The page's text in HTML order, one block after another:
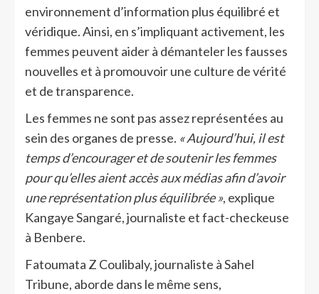
environnement d’information plus équilibré et
véridique. Ainsi, en s’impliquant activement, les
femmes peuvent aider à démanteler les fausses
nouvelles et à promouvoir une culture de vérité
et de transparence.
Les femmes ne sont pas assez représentées au
sein des organes de presse. « Aujourd’hui, il est
temps d’encourager et de soutenir les femmes
pour qu’elles aient accès aux médias afin d’avoir
une représentation plus équilibrée », explique
Kangaye Sangaré, journaliste et fact-checkeuse
à Benbere.
Fatoumata Z Coulibaly, journaliste à Sahel
Tribune, aborde dans le même sens,